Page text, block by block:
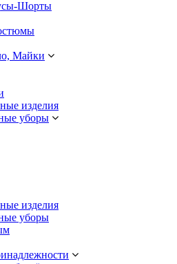
Шорты
Майки
изделия
уборы
изделия
уборы